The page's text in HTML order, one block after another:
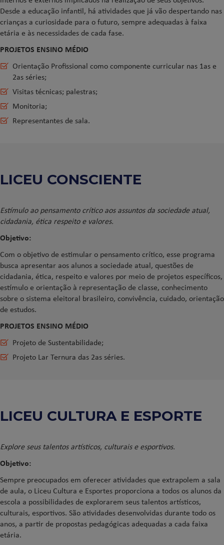
Desde a educação infantil, há atividades que já vão despertando nas
crianças a curiosidade para o futuro, sempre adequadas à faixa
etária e às necessidades de cada fase.
PROJETOS ENSINO MÉDIO
Orientação Profissional como componente curricular nas 1as e
2as séries;
Visitas técnicas; palestras;
Monitoria;
Representantes de sala.
LICEU CONSCIENTE
Estímulo ao pensamento crítico aos assuntos da sociedade atual,
cidadania, ética respeito e valores.
Objetivo:
Com o objetivo de estimular o pensamento crítico, esse programa
busca apresentar aos alunos a sociedade atual, questões de
cidadania, ética, respeito e valores por meio de projetos específicos,
estímulo e orientação à representação de classe, conhecimento
sobre o sistema eleitoral brasileiro, convivência, cuidado, orientação
de estudos.
PROJETOS ENSINO MÉDIO
Projeto de Sustentabilidade;
Projeto Lar Ternura das 2as séries.
LICEU CULTURA E ESPORTE
Explore seus talentos artísticos, culturais e esportivos.
Objetivo:
Sempre preocupados em oferecer atividades que extrapolem a sala
de aula, o Liceu Cultura e Esportes proporciona a todos os alunos da
escola a possibilidades de explorarem seus talentos artísticos,
culturais, esportivos. São atividades desenvolvidas durante todo os
anos, a partir de propostas pedagógicas adequadas a cada faixa
etária.